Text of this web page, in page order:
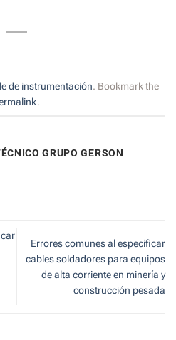
de instrumentación. Bookmark the
.
GRUPO GERSON
Errores comunes al especificar
cables soldadores para equipos
de alta corriente en minería y
construcción pesada